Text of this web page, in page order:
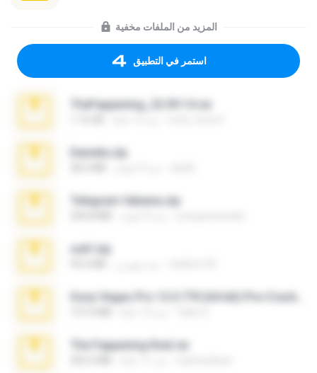
المزيد من الملفات مخفية
استمر في التطبيق
TheFappening_22.09.14.rar
Daniela.zip
Telegram fabiana.zip
ouh!.zip
The Fappening final.rar